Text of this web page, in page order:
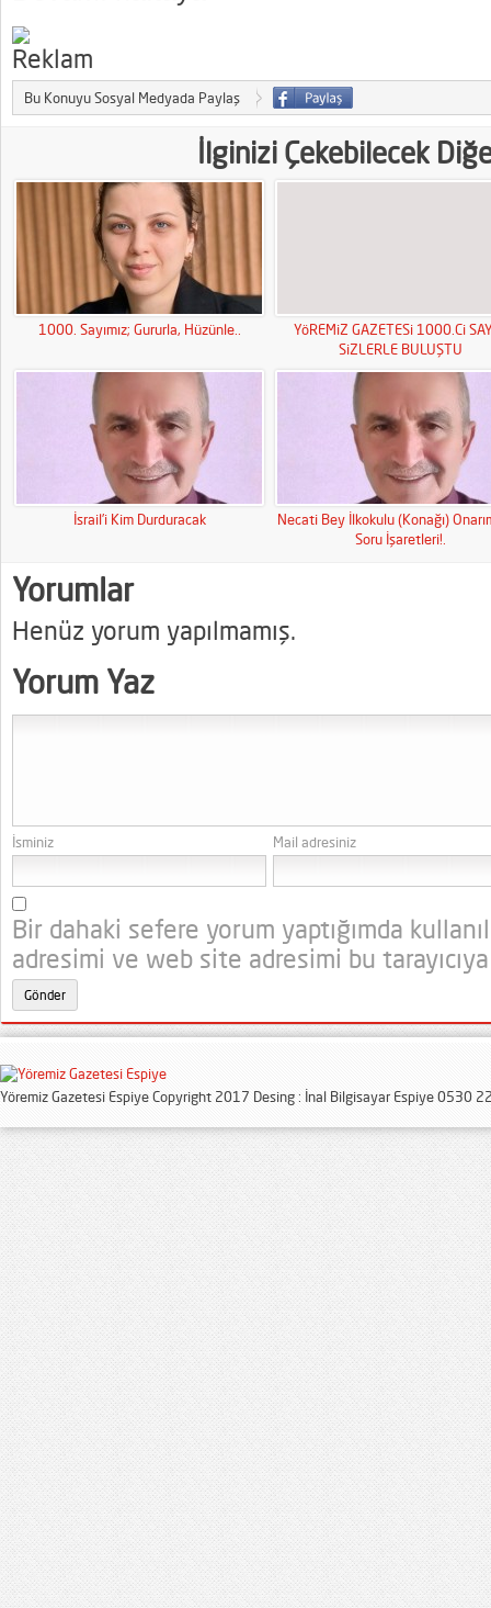
Bu Konuyu Sosyal Medyada Paylaş
İlginizi Çekebilecek
1000. Sayımız; Gururla, Hüzünle..
YöREMiZ GAZETESi 1000.Ci
SiZLERLE BULUŞTU
İsrail’i Kim Durduracak
Necati Bey İlkokulu (Konağı)
Soru İşaretleri!.
Yorumlar
Henüz yorum yapılmamış.
Yorum Yaz
İsminiz Mail adresiniz
Bir dahaki sefere yorum yaptığımda
adresimi ve web site adresimi bu
Yöremiz Gazetesi Espiye Copyright 2017 Desing : İnal Bilgisayar Espiye 0530